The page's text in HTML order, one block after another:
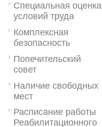
Специальная оценка
условий труда
Комплексная
безопасность
Попечительский
совет
Наличие свободных
мест
Расписание работы
Реабилитационного